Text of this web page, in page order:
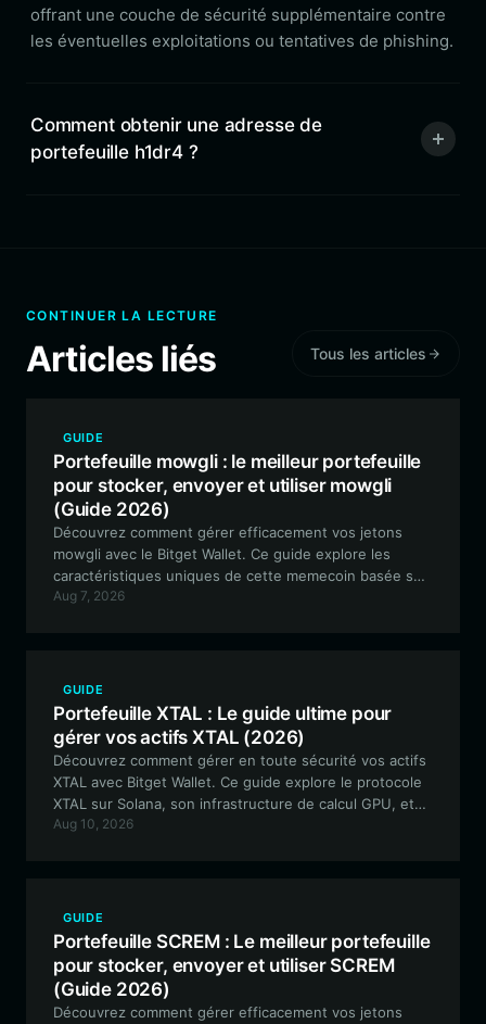
offrant une couche de sécurité supplémentaire contre
les éventuelles exploitations ou tentatives de phishing.
Comment obtenir une adresse de
portefeuille h1dr4 ?
CONTINUER LA LECTURE
Articles liés Tous les articles
GUIDE
Portefeuille mowgli : le meilleur portefeuille
pour stocker, envoyer et utiliser mowgli
(Guide 2026)
Découvrez comment gérer efficacement vos jetons
mowgli avec le Bitget Wallet. Ce guide explore les
caractéristiques uniques de cette memecoin basée sur
Solana et explique pourquoi un portefeuille sécurisé et
Aug 7, 2026
GUIDE
Portefeuille XTAL : Le guide ultime pour
gérer vos actifs XTAL (2026)
Découvrez comment gérer en toute sécurité vos actifs
XTAL avec Bitget Wallet. Ce guide explore le protocole
XTAL sur Solana, son infrastructure de calcul GPU, et
explique pourquoi un portefeuille haute performance
Aug 10, 2026
GUIDE
Portefeuille SCREM : Le meilleur portefeuille
pour stocker, envoyer et utiliser SCREM
(Guide 2026)
Découvrez comment gérer efficacement vos jetons